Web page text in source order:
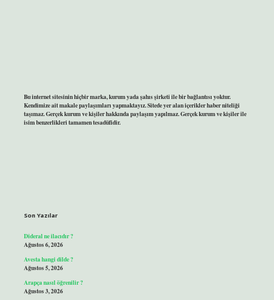
Bu internet sitesinin hiçbir marka, kurum yada şahıs şirketi ile bir bağlantısı yoktur.
Kendimize ait makale paylaşımları yapmaktayız. Sitede yer alan içerikler haber niteliği
taşımaz. Gerçek kurum ve kişiler hakkında paylaşım yapılmaz. Gerçek kurum ve kişiler ile
isim benzerlikleri tamamen tesadüfidir.
Son Yazılar
Dideral ne ilacıdır ?
Ağustos 6, 2026
Avesta hangi dilde ?
Ağustos 5, 2026
Arapça nasıl öğrenilir ?
Ağustos 3, 2026